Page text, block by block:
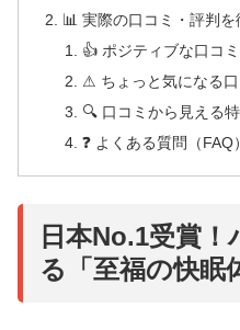
📊 実際の口コミ・評判を
👍 ポジティブな口コ
⚠ ちょっと気になる口
🔍 口コミから見える
❓ よくある質問（FAQ）
日本No.1受賞
る「至福の快眠